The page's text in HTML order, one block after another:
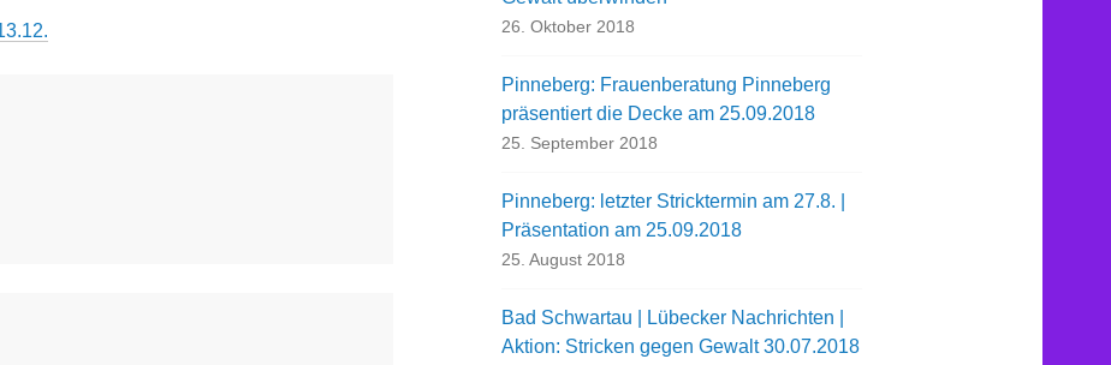
26. Oktober 2018
Pinneberg: Frauenberatung Pinneberg
präsentiert die Decke am 25.09.2018
25. September 2018
Pinneberg: letzter Stricktermin am 27.8. |
Präsentation am 25.09.2018
25. August 2018
Bad Schwartau | Lübecker Nachrichten |
Aktion: Stricken gegen Gewalt 30.07.2018